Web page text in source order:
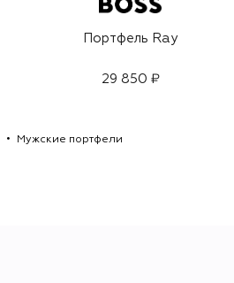
Портфель Ray
29 850 ₽
Мужские портфели